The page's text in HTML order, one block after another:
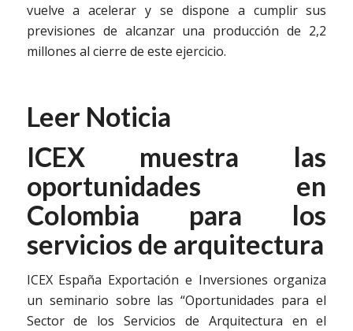
vuelve a acelerar y se dispone a cumplir sus
previsiones de alcanzar una producción de 2,2
millones al cierre de este ejercicio.
Leer Noticia
ICEX muestra las
oportunidades en
Colombia para los
servicios de arquitectura
ICEX España Exportación e Inversiones organiza
un seminario sobre las “Oportunidades para el
Sector de los Servicios de Arquitectura en el